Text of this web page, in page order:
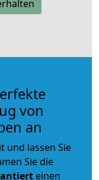
von
an
und lassen Sie
Sie die
einen